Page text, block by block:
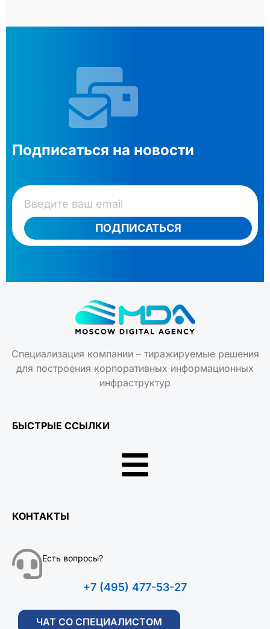
Подписаться на новости
ПОДПИСАТЬСЯ
Специализация компании – тиражируемые решения
для построения корпоративных информационных
инфраструктур
БЫСТРЫЕ ССЫЛКИ
КОНТАКТЫ
Есть вопросы?
+7 (495) 477-53-27
ЧАТ СО СПЕЦИАЛИСТОМ